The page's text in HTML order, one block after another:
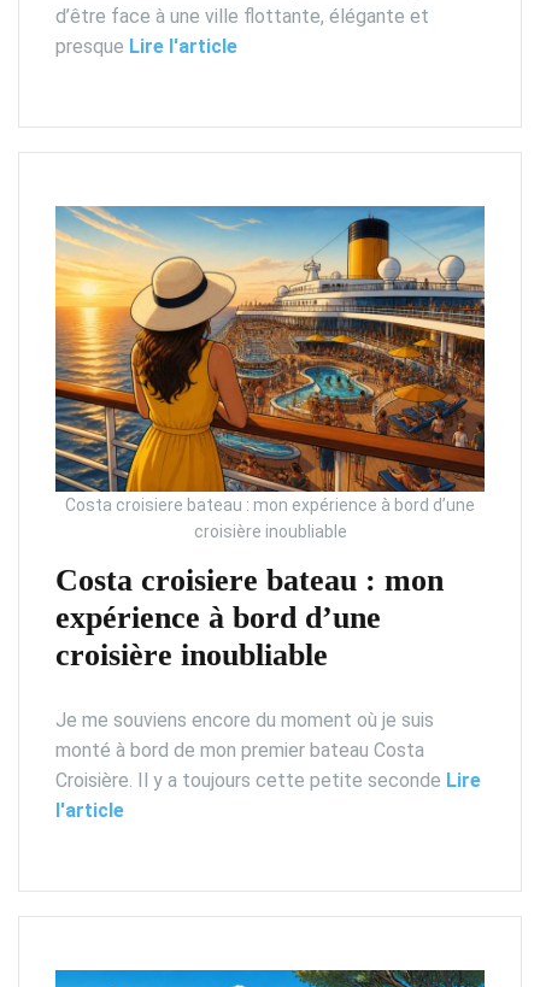
d’être face à une ville flottante, élégante et
presque Lire l'article
Costa croisiere bateau : mon expérience à bord d’une
croisière inoubliable
Costa croisiere bateau : mon
expérience à bord d’une
croisière inoubliable
Je me souviens encore du moment où je suis
monté à bord de mon premier bateau Costa
Croisière. Il y a toujours cette petite seconde Lire
l'article